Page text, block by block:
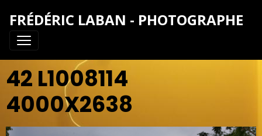
FRÉDÉRIC LABAN - PHOTOGRAPHE
42 L1008114
4000X2638